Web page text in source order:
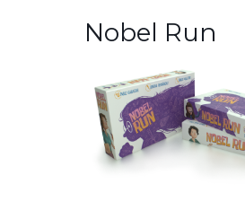
Nobel Run